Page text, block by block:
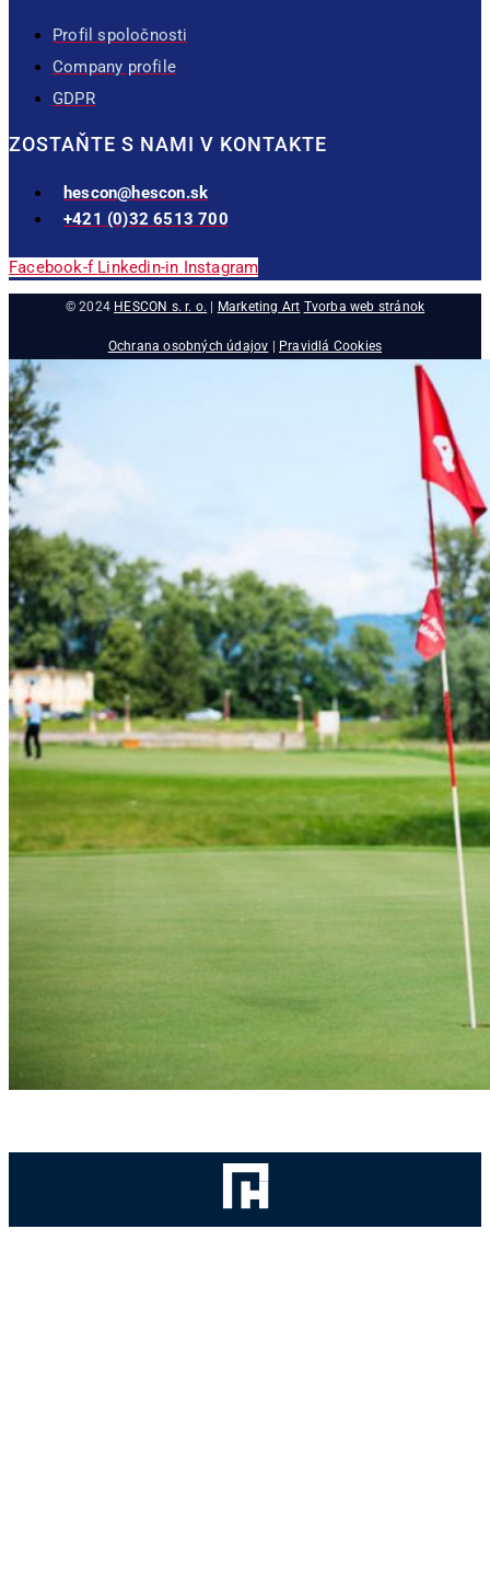
Profil spoločnosti
Company profile
GDPR
ZOSTAŇTE S NAMI V KONTAKTE
hescon@hescon.sk
+421 (0)32 6513 700
Facebook-f Linkedin-in Instagram
© 2024 HESCON s. r. o. Marketing Art Tvorba web stránok
Ochrana osobných údajov | Pravidlá Cookies